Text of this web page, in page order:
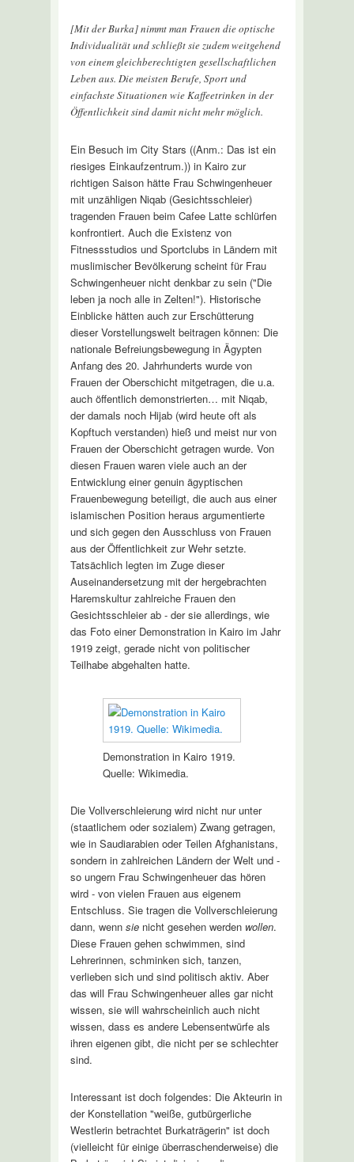
[Mit der Burka] nimmt man Frauen die optische
Individualität und schließt sie zudem weitgehend
von einem gleichberechtigten gesellschaftlichen
Leben aus. Die meisten Berufe, Sport und
einfachste Situationen wie Kaffeetrinken in der
Öffentlichkeit sind damit nicht mehr möglich.
Ein Besuch im City Stars ((Anm.: Das ist ein
riesiges Einkaufzentrum.)) in Kairo zur
richtigen Saison hätte Frau Schwingenheuer
mit unzähligen Niqab (Gesichtsschleier)
tragenden Frauen beim Cafee Latte schlürfen
konfrontiert. Auch die Existenz von
Fitnessstudios und Sportclubs in Ländern mit
muslimischer Bevölkerung scheint für Frau
Schwingenheuer nicht denkbar zu sein ("Die
leben ja noch alle in Zelten!"). Historische
Einblicke hätten auch zur Erschütterung
dieser Vorstellungswelt beitragen können: Die
nationale Befreiungsbewegung in Ägypten
Anfang des 20. Jahrhunderts wurde von
Frauen der Oberschicht mitgetragen, die u.a.
auch öffentlich demonstrierten… mit Niqab,
der damals noch Hijab (wird heute oft als
Kopftuch verstanden) hieß und meist nur von
Frauen der Oberschicht getragen wurde. Von
diesen Frauen waren viele auch an der
Entwicklung einer genuin ägyptischen
Frauenbewegung beteiligt, die auch aus einer
islamischen Position heraus argumentierte
und sich gegen den Ausschluss von Frauen
aus der Öffentlichkeit zur Wehr setzte.
Tatsächlich legten im Zuge dieser
Auseinandersetzung mit der hergebrachten
Haremskultur zahlreiche Frauen den
Gesichtsschleier ab - der sie allerdings, wie
das Foto einer Demonstration in Kairo im Jahr
1919 zeigt, gerade nicht von politischer
Teilhabe abgehalten hatte.
Demonstration in Kairo 1919.
Quelle: Wikimedia.
Die Vollverschleierung wird nicht nur unter
(staatlichem oder sozialem) Zwang getragen,
wie in Saudiarabien oder Teilen Afghanistans,
sondern in zahlreichen Ländern der Welt und -
so ungern Frau Schwingenheuer das hören
wird - von vielen Frauen aus eigenem
Entschluss. Sie tragen die Vollverschleierung
dann, wenn sienicht gesehen werden wollen.
Diese Frauen gehen schwimmen, sind
Lehrerinnen, schminken sich, tanzen,
verlieben sich und sind politisch aktiv. Aber
das will Frau Schwingenheuer alles gar nicht
wissen, sie will wahrscheinlich auch nicht
wissen, dass es andere Lebensentwürfe als
ihren eigenen gibt, die nicht per se schlechter
sind.
Interessant ist doch folgendes: Die Akteurin in
der Konstellation "weiße, gutbürgerliche
Westlerin betrachtet Burkaträgerin" ist doch
(vielleicht für einige überraschenderweise) die